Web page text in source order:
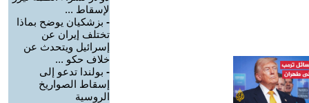
لإسقاط ...
- بزشكيان يوضح بماذا
تختلف إيران عن
إسرائيل ويتحدث عن
خلاف حكو ...
- بولندا تدعو إلى
إسقاط الصواريخ
الروسية